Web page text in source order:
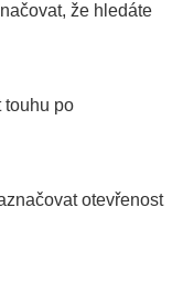
že hledáte
touhu po
otevřenost